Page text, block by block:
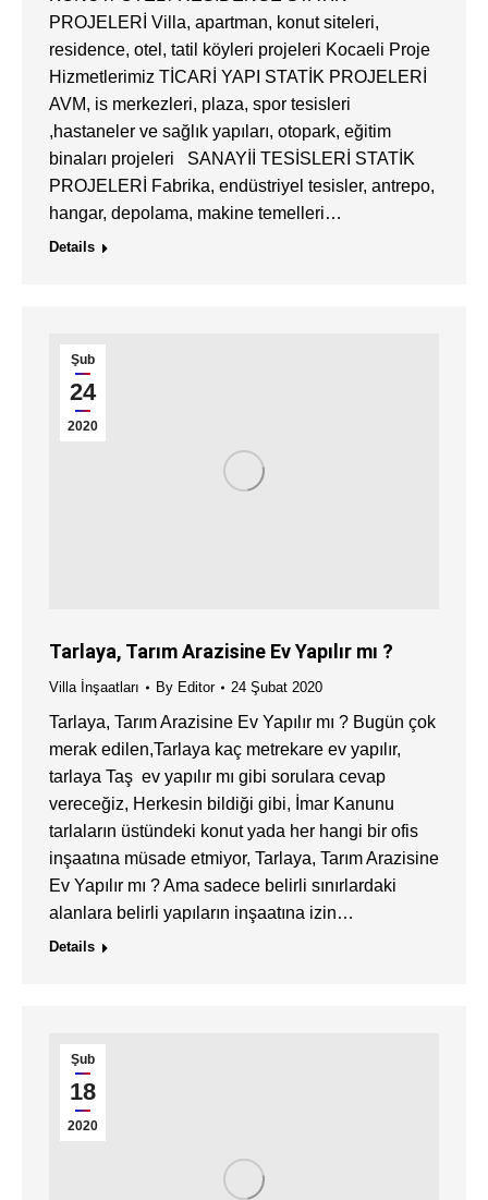
PROJELERİ Villa, apartman, konut siteleri,
residence, otel, tatil köyleri projeleri Kocaeli Proje
Hizmetlerimiz TİCARİ YAPI STATİK PROJELERİ
AVM, is merkezleri, plaza, spor tesisleri
,hastaneler ve sağlık yapıları, otopark, eğitim
binaları projeleri SANAYİİ TESİSLERİ STATİK
PROJELERİ Fabrika, endüstriyel tesisler, antrepo,
hangar, depolama, makine temelleri…
Details
Şub
24
2020
Tarlaya, Tarım Arazisine Ev Yapılır mı ?
Villa İnşaatları By Editor 24 Şubat 2020
Tarlaya, Tarım Arazisine Ev Yapılır mı ? Bugün çok
merak edilen,Tarlaya kaç metrekare ev yapılır,
tarlaya Taş ev yapılır mı gibi sorulara cevap
vereceğiz, Herkesin bildiği gibi, İmar Kanunu
tarlaların üstündeki konut yada her hangi bir ofis
inşaatına müsade etmiyor, Tarlaya, Tarım Arazisine
Ev Yapılır mı ? Ama sadece belirli sınırlardaki
alanlara belirli yapıların inşaatına izin…
Details
Şub
18
2020